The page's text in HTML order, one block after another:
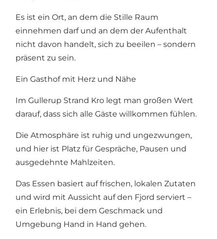
Es ist ein Ort, an dem die Stille Raum
einnehmen darf und an dem der Aufenthalt
nicht davon handelt, sich zu beeilen – sondern
präsent zu sein.
Ein Gasthof mit Herz und Nähe
Im Gullerup Strand Kro legt man großen Wert
darauf, dass sich alle Gäste willkommen fühlen.
Die Atmosphäre ist ruhig und ungezwungen,
und hier ist Platz für Gespräche, Pausen und
ausgedehnte Mahlzeiten.
Das Essen basiert auf frischen, lokalen Zutaten
und wird mit Aussicht auf den Fjord serviert –
ein Erlebnis, bei dem Geschmack und
Umgebung Hand in Hand gehen.